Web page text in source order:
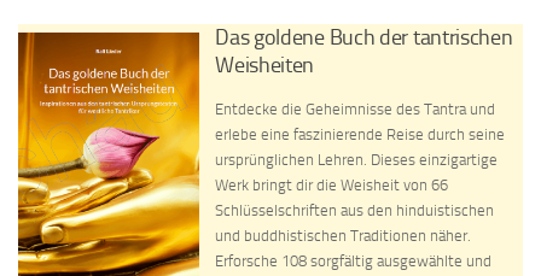
Das goldene Buch der tantrischen
Weisheiten
Entdecke die Geheimnisse des Tantra und
erlebe eine faszinierende Reise durch seine
ursprünglichen Lehren. Dieses einzigartige
Werk bringt dir die Weisheit von 66
Schlüsselschriften aus den hinduistischen
und buddhistischen Traditionen näher.
Erforsche 108 sorgfältig ausgewählte und